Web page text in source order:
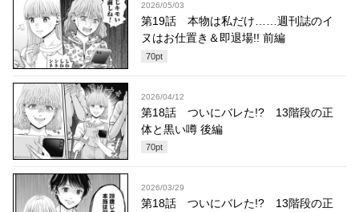
2026/05/03
第19話 本物は私だけ……週刊誌のイ
ヌはお仕置き＆即退場!! 前編
70pt
2026/04/12
第18話 ついにバレた!? 13階段の正
体と黒い噂 後編
70pt
2026/03/29
第18話 ついにバレた!? 13階段の正